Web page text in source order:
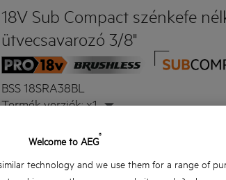
18V Sub Compact szénkefe
ütvecsavarozó 3/8"
BSS 18SRA38BL
Termék verziók: x1
A Sub Compact szénkefe nélküli
oldási biztosít
Erőteljes 3/8"-es ütvecsavarozó csavaranyák
Welcome to AEG®
technology and we use them for a range of